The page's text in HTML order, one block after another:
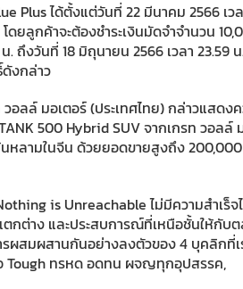
Plus ได้ตั้งแต่วันที่ 22 มีนาคม 2566 เว
ยลูกค้าจะต้องชำระเงินมัดจำจำนวน
ถึงวันที่ 18 มิถุนายน 2566 เวลา 23.59
งกล่าว
ลล์ มอเตอร์ (ประเทศไทย) กล่าวแสดง
500 Hybrid SUV จากเกรท วอลล์
หลามในจีน ด้วยยอดขายสูงถึง
is Unreachable ไม่มีความสำเร็จ
กต่าง และประสบการณ์ที่เหนือชั้นให้กับ
ผสมผสานกันอย่างลงตัวของ 4 บุคลิกที่เ
ทรหด อดทน ผจญทุกอุปสรรค,